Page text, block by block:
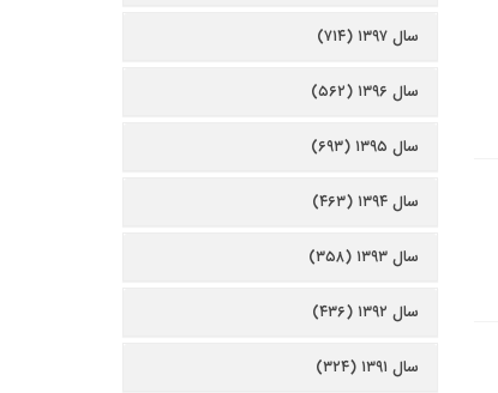
سال ۱۳۹۷ (۷۱۴)
سال ۱۳۹۶ (۵۶۲)
سال ۱۳۹۵ (۶۹۳)
سال ۱۳۹۴ (۴۶۳)
سال ۱۳۹۳ (۳۵۸)
سال ۱۳۹۲ (۴۳۶)
سال ۱۳۹۱ (۳۲۴)